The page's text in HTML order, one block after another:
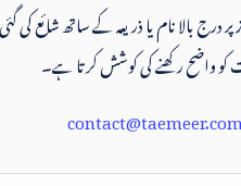
پر درج بالا نام یا ذریعہ کے ساتھ شائع
کو واضح رکھنے کی کوشش کرتا ہے۔